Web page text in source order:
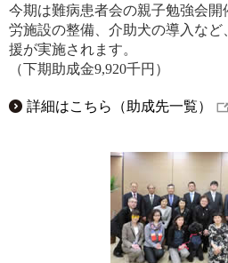
今期は難病患者会の親子勉強会
労施設の整備、介助犬の導入な
援が実施されます。
（下期助成金9,920千円）
詳細はこちら（助成先一覧）